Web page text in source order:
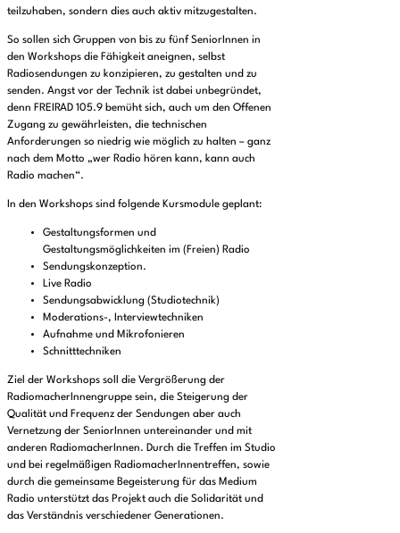
teilzuhaben, sondern dies auch aktiv mitzugestalten.
So sollen sich Gruppen von bis zu fünf SeniorInnen in
den Workshops die Fähigkeit aneignen, selbst
Radiosendungen zu konzipieren, zu gestalten und zu
senden. Angst vor der Technik ist dabei unbegründet,
denn FREIRAD 105.9 bemüht sich, auch um den Offenen
Zugang zu gewährleisten, die technischen
Anforderungen so niedrig wie möglich zu halten – ganz
nach dem Motto „wer Radio hören kann, kann auch
Radio machen“.
In den Workshops sind folgende Kursmodule geplant:
Gestaltungsformen und
Gestaltungsmöglichkeiten im (Freien) Radio
Sendungskonzeption.
Live Radio
Sendungsabwicklung (Studiotechnik)
Moderations-, Interviewtechniken
Aufnahme und Mikrofonieren
Schnitttechniken
Ziel der Workshops soll die Vergrößerung der
RadiomacherInnengruppe sein, die Steigerung der
Qualität und Frequenz der Sendungen aber auch
Vernetzung der SeniorInnen untereinander und mit
anderen RadiomacherInnen. Durch die Treffen im Studio
und bei regelmäßigen RadiomacherInnentreffen, sowie
durch die gemeinsame Begeisterung für das Medium
Radio unterstützt das Projekt auch die Solidarität und
das Verständnis verschiedener Generationen.